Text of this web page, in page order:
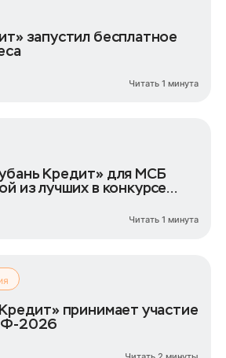
запустил бесплатное
Читать 1 минута
Кредит» для МСБ
из лучших в конкурсе
Читать 1 минута
принимает участие
2026